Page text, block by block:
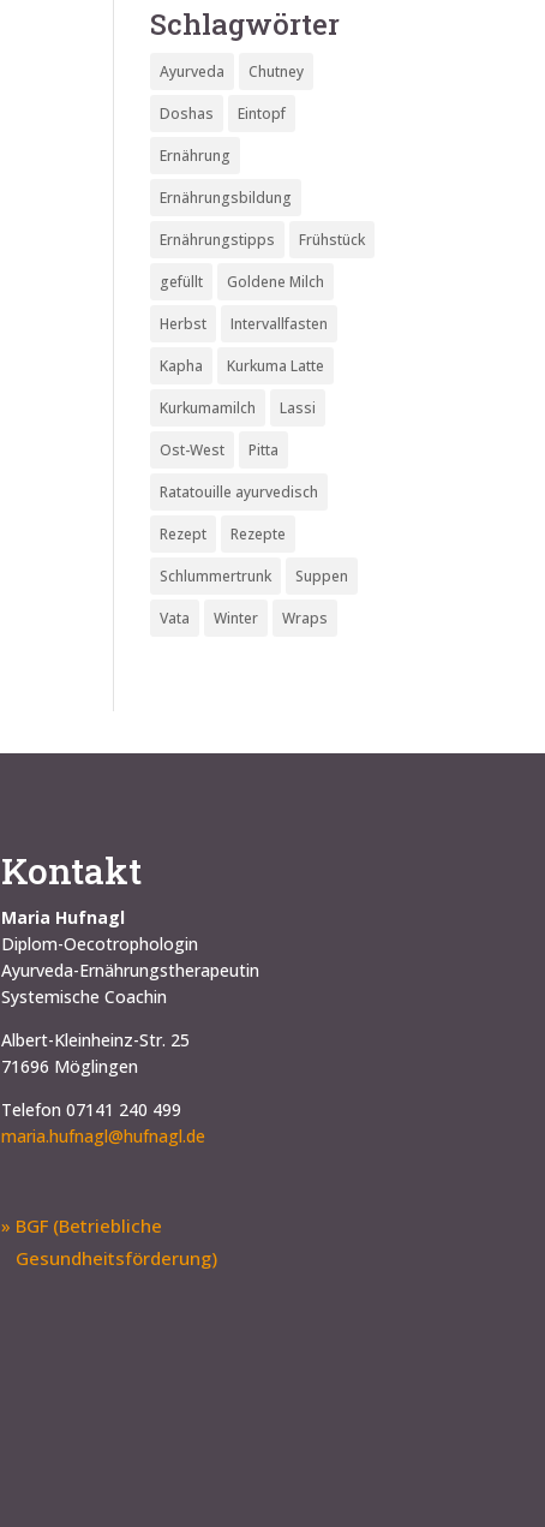
Schlagwörter
Ayurveda Chutney
Doshas Eintopf
Ernährung
Ernährungsbildung
Ernährungstipps Frühstück
gefüllt Goldene Milch
Herbst Intervallfasten
Kapha Kurkuma Latte
Kurkumamilch Lassi
Ost-West Pitta
Ratatouille ayurvedisch
Rezept Rezepte
Schlummertrunk Suppen
Vata Winter Wraps
Kontakt
Maria Hufnagl
Diplom-Oecotrophologin
Ayurveda-Ernährungstherapeutin
Systemische Coachin
Albert-Kleinheinz-Str. 25
71696 Möglingen
Telefon 07141 240 499
maria.hufnagl@hufnagl.de
» BGF (Betriebliche
Gesundheitsförderung)